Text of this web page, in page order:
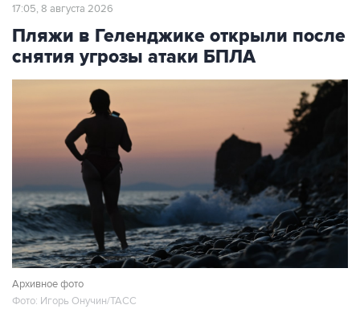
17:05, 8 августа 2026
Пляжи в Геленджике открыли после
снятия угрозы атаки БПЛА
Архивное фото
Фото: Игорь Онучин/ТАСС